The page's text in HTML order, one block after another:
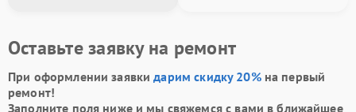
Оставьте заявку на ремонт
При оформлении заявкидарим скидку 20%на первый
ремонт!
Заполните поля ниже и мы свяжемся с вами в ближайшее